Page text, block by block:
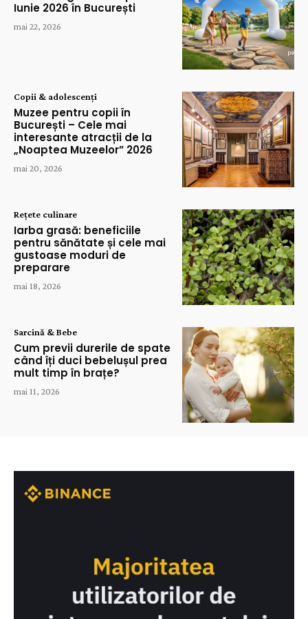
Iunie 2026 în București
mai 22, 2026
Copii & adolescenți
Muzee pentru copii în
București – Cele mai
interesante atracții de la
„Noaptea Muzeelor” 2026
mai 20, 2026
Rețete culinare
Iarba grasă: beneficiile
pentru sănătate și cele mai
gustoase moduri de
preparare
mai 18, 2026
Sarcină & Bebe
Cum previi durerile de spate
când îți duci bebelușul prea
mult timp în brațe?
mai 11, 2026